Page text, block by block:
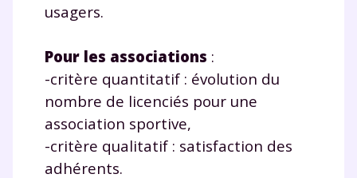
usagers.
Pour les associations :
-critère quantitatif : évolution du
nombre de licenciés pour une
association sportive,
-critère qualitatif : satisfaction des
adhérents.